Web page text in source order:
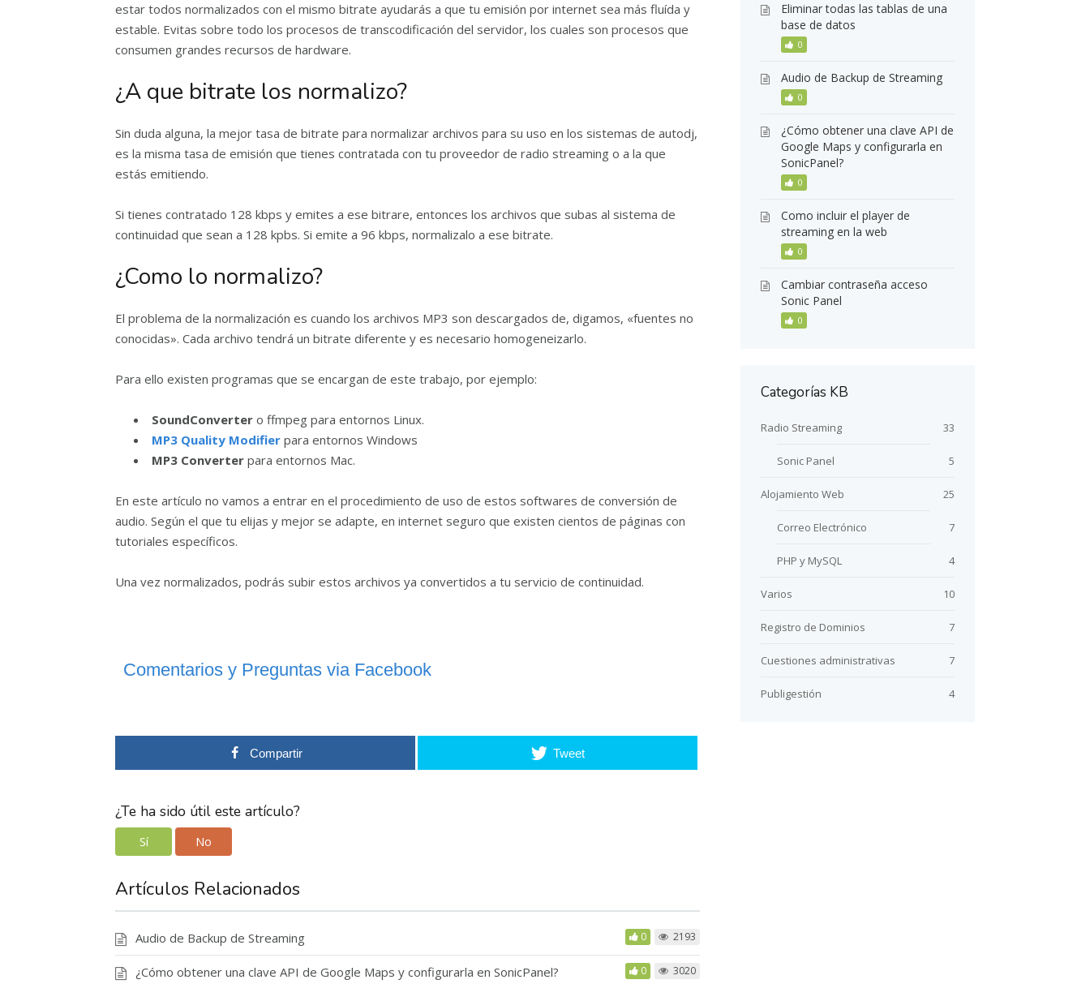
estar todos normalizados con el mismo bitrate ayudarás a que tu emisión por internet sea más fluída y
estable. Evitas sobre todo los procesos de transcodificación del servidor, los cuales son procesos que
consumen grandes recursos de hardware.
¿A que bitrate los normalizo?
Sin duda alguna, la mejor tasa de bitrate para normalizar archivos para su uso en los sistemas de autodj,
es la misma tasa de emisión que tienes contratada con tu proveedor de radio streaming o a la que
estás emitiendo.
Si tienes contratado 128 kbps y emites a ese bitrare, entonces los archivos que subas al sistema de
continuidad que sean a 128 kpbs. Si emite a 96 kbps, normalizalo a ese bitrate.
¿Como lo normalizo?
El problema de la normalización es cuando los archivos MP3 son descargados de, digamos, «fuentes no
conocidas». Cada archivo tendrá un bitrate diferente y es necesario homogeneizarlo.
Para ello existen programas que se encargan de este trabajo, por ejemplo:
SoundConverter o ffmpeg para entornos Linux.
MP3 Quality Modifier para entornos Windows
MP3 Converter para entornos Mac.
En este artículo no vamos a entrar en el procedimiento de uso de estos softwares de conversión de
audio. Según el que tu elijas y mejor se adapte, en internet seguro que existen cientos de páginas con
tutoriales específicos.
Una vez normalizados, podrás subir estos archivos ya convertidos a tu servicio de continuidad.
Comentarios y Preguntas via Facebook
Compartir Tweet
¿Te ha sido útil este artículo?
Sí No
Artículos Relacionados
Audio de Backup de Streaming 0 2193
¿Cómo obtener una clave API de Google Maps y configurarla en SonicPanel? 0 3020
Eliminar todas las tablas de una
base de datos
0
Audio de Backup de Streaming
0
¿Cómo obtener una clave API de
Google Maps y configurarla en
SonicPanel?
0
Como incluir el player de
streaming en la web
0
Cambiar contraseña acceso
Sonic Panel
0
Categorías KB
Radio Streaming 33
Sonic Panel 5
Alojamiento Web 25
Correo Electrónico 7
PHP y MySQL 4
Varios 10
Registro de Dominios 7
Cuestiones administrativas 7
Publigestión 4